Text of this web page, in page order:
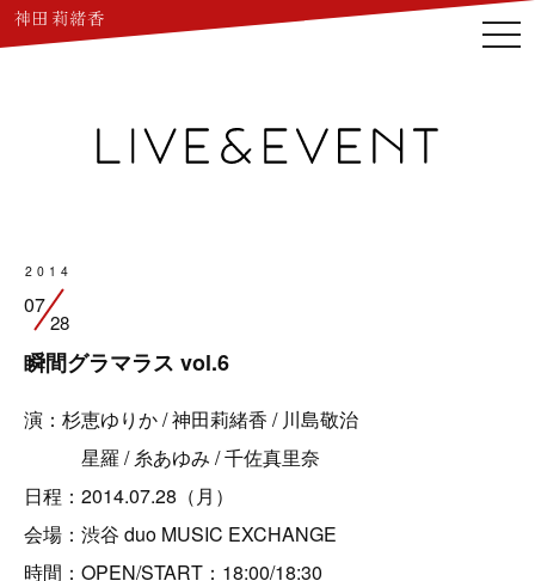
2014
07
28
瞬間グラマラス vol.6
演：杉恵ゆりか / 神田莉緒香 / 川島敬治
星羅 / 糸あゆみ / 千佐真里奈
日程：2014.07.28（月）
会場：渋谷 duo MUSIC EXCHANGE
時間：OPEN/START：18:00/18:30